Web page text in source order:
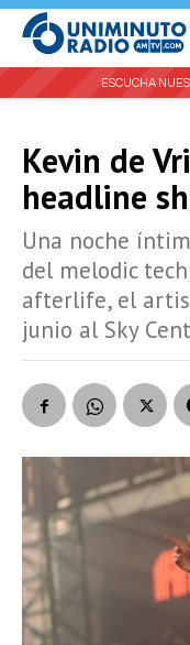
ESCUCHA
Kevin de
headline
Una noche
del melodic
afterlife, el
junio al Sky